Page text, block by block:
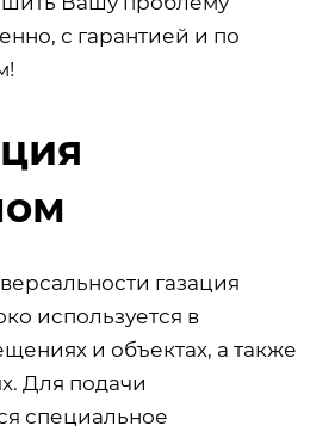
с гарантией и по
газация
используется в
и объектах, а также
Для подачи
специальное